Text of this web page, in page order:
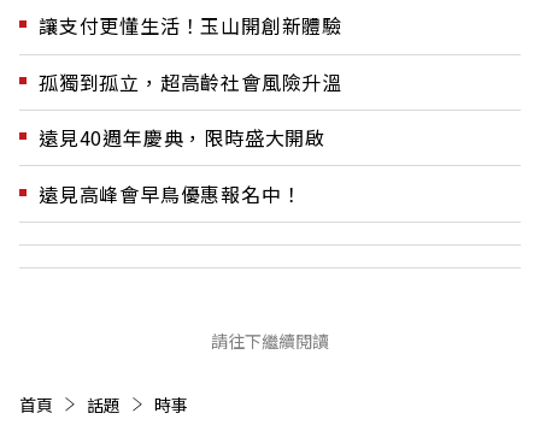
讓支付更懂生活！玉山開創新體驗
孤獨到孤立，超高齡社會風險升溫
遠見40週年慶典，限時盛大開啟
遠見高峰會早鳥優惠報名中！
請往下繼續閱讀
首頁 話題 時事